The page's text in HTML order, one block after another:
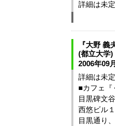
詳細は未
『大野
(都立大学)
2006年09
詳細は未
■カフェ『
目黒碑文
西悠ビル
目黒通り